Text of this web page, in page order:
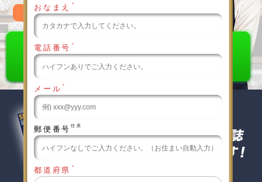
おなまえ ＊
電話番号 ＊
メール ＊
郵便番号 任意
都道府県 ＊
0120-789-986